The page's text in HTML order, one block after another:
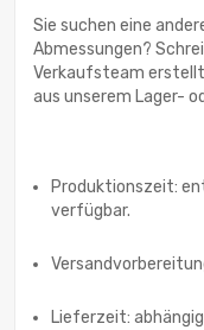
Sie suchen eine
Abmessungen?
Verkaufsteam erstellt
aus unserem Lager-
Produktionszeit:
verfügbar.
Lieferzeit: